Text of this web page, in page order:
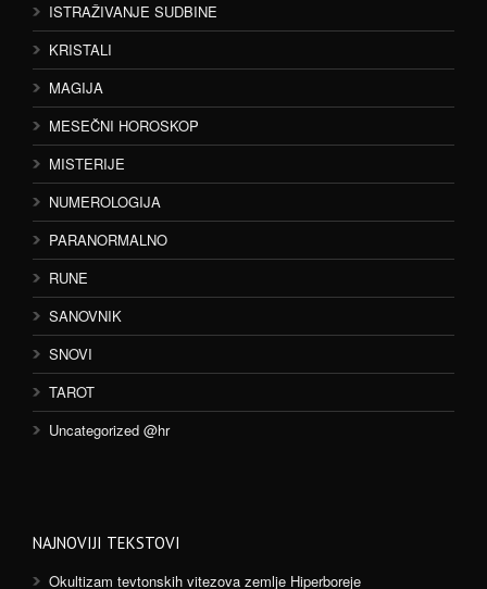
ISTRAŽIVANJE SUDBINE
KRISTALI
MAGIJA
MESEČNI HOROSKOP
MISTERIJE
NUMEROLOGIJA
PARANORMALNO
RUNE
SANOVNIK
SNOVI
TAROT
Uncategorized @hr
NAJNOVIJI TEKSTOVI
Okultizam tevtonskih vitezova zemlje Hiperboreje